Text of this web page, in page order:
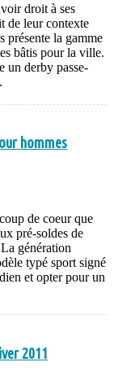
droit à ses
de leur contexte
présente la gamme
bâtis pour la ville.
un derby passe-
hommes
de coeur que
pré-soldes de
génération
typé sport signé
et opter pour un
2011